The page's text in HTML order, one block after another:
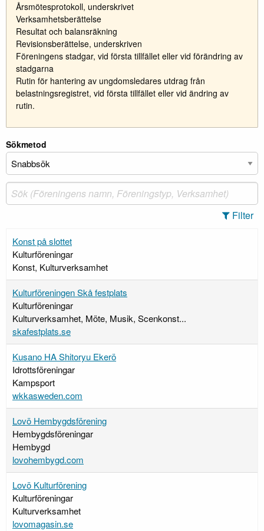
Årsmötesprotokoll, underskrivet
Verksamhetsberättelse
Resultat och balansräkning
Revisionsberättelse, underskriven
Föreningens stadgar, vid första tillfället eller vid förändring av
stadgarna
Rutin för hantering av ungdomsledares utdrag från
belastningsregistret, vid första tillfället eller vid ändring av
rutin.
Sökmetod
Filter
Konst på slottet
Kulturföreningar
Konst, Kulturverksamhet
Kulturföreningen Skå festplats
Kulturföreningar
Kulturverksamhet, Möte, Musik, Scenkonst...
skafestplats.se
Kusano HA Shitoryu Ekerö
Idrottsföreningar
Kampsport
wkkasweden.com
Lovö Hembygdsförening
Hembygdsföreningar
Hembygd
lovohembygd.com
Lovö Kulturförening
Kulturföreningar
Kulturverksamhet
lovomagasin.se